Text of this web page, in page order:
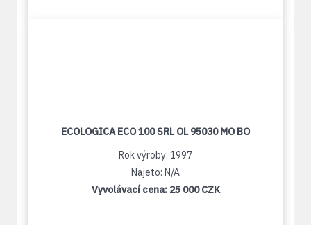
ECOLOGICA ECO 100 SRL OL 95030 MO BO
Rok výroby: 1997
Najeto: N/A
Vyvolávací cena: 25 000 CZK